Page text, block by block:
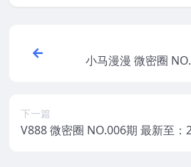
小马漫漫 微密圈
下一篇
V888 微密圈 NO.006期 最新至：